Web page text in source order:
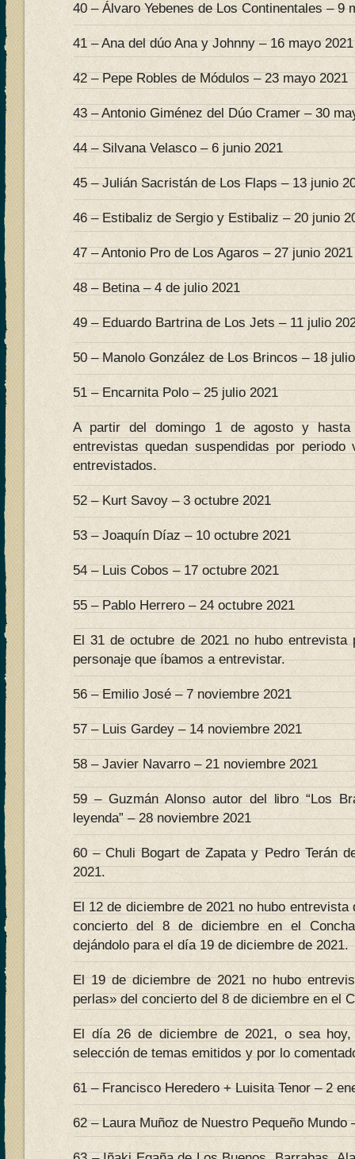
40 – Álvaro Yebenes de Los Continentales – 9
41 – Ana del dúo Ana y Johnny – 16 mayo 2021
42 – Pepe Robles de Módulos – 23 mayo 2021
43 – Antonio Giménez del Dúo Cramer – 30
44 – Silvana Velasco – 6 junio 2021
45 – Julián Sacristán de Los Flaps – 13 junio
46 – Estibaliz de Sergio y Estibaliz – 20 junio
47 – Antonio Pro de Los Agaros – 27 junio 2021
48 – Betina – 4 de julio 2021
49 – Eduardo Bartrina de Los Jets – 11 julio
50 – Manolo González de Los Brincos – 18
51 – Encarnita Polo – 25 julio 2021
A partir del domingo 1 de agosto y
entrevistas quedan suspendidas por
entrevistados.
52 – Kurt Savoy – 3 octubre 2021
53 – Joaquín Díaz – 10 octubre 2021
54 – Luis Cobos – 17 octubre 2021
55 – Pablo Herrero – 24 octubre 2021
El 31 de octubre de 2021 no hubo entrevista
personaje que íbamos a entrevistar.
56 – Emilio José – 7 noviembre 2021
57 – Luis Gardey – 14 noviembre 2021
58 – Javier Navarro – 21 noviembre 2021
59 – Guzmán Alonso autor del libro “Los
leyenda” – 28 noviembre 2021
60 – Chuli Bogart de Zapata y Pedro Terán
2021.
El 12 de diciembre de 2021 no hubo
concierto del 8 de diciembre en el
dejándolo para el día 19 de diciembre de 2021.
El 19 de diciembre de 2021 no hubo
perlas» del concierto del 8 de diciembre en el
El día 26 de diciembre de 2021, o sea
selección de temas emitidos y por lo
61 – Francisco Heredero + Luisita Tenor – 2
62 – Laura Muñoz de Nuestro Pequeño Mundo